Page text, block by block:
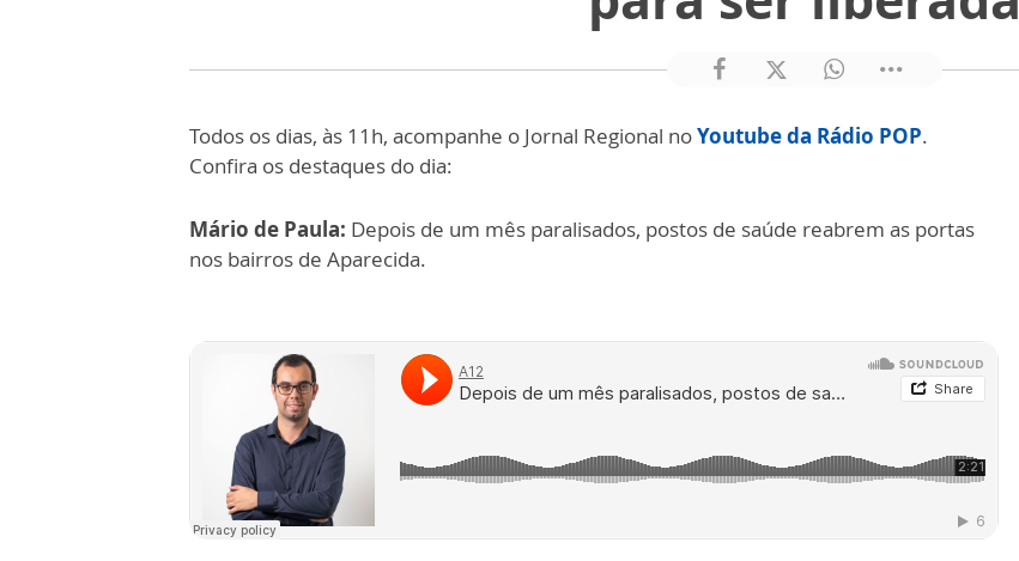
Todos os dias, às 11h, acompanhe o Jornal Regional noYoutube da Rádio POP.
Confira os destaques do dia:
Mário de Paula: Depois de um mês paralisados, postos de saúde reabrem as portas
nos bairros de Aparecida.